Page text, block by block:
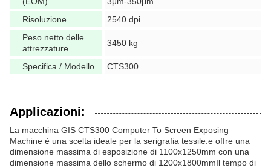
Risoluzione
2540 dpi
Peso netto delle
attrezzature
3450 kg
Specifica / Modello CTS300
Applicazioni:
La macchina GIS CTS300 Computer To Screen Exposing
Machine è una scelta ideale per la serigrafia tessile.e offre una
dimensione massima di esposizione di 1100x1250mm con una
dimensione massima dello schermo di 1200x1800mmIl tempo di